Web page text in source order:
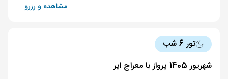
مشاهده و رزرو
تور 6 شب
شهریور 1405 پرواز با معراج ایر